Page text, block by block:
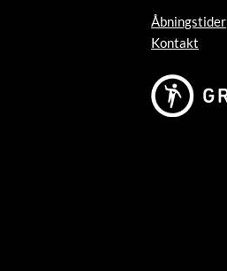
Åbningstider
Kontakt